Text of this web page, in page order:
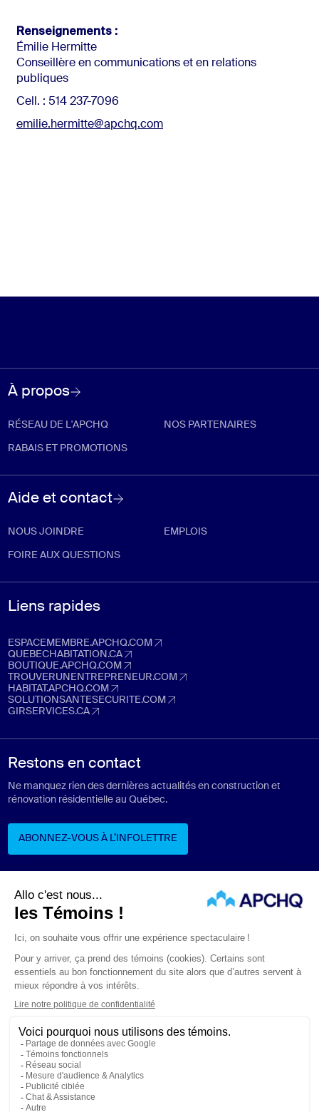
Renseignements :
Émilie Hermitte
Conseillère en communications et en relations
publiques
Cell. : 514 237-7096
emilie.hermitte@apchq.com
À propos
RÉSEAU DE L'APCHQ NOS PARTENAIRES
RABAIS ET PROMOTIONS
Aide et contact
NOUS JOINDRE EMPLOIS
FOIRE AUX QUESTIONS
Liens rapides
ESPACEMEMBRE.APCHQ.COM
espacemembre.apchq.com (Ouvre dans un nouvel onglet)
QUEBECHABITATION.CA
quebechabitation.ca (Ouvre dans un nouvel onglet)
BOUTIQUE.APCHQ.COM
boutique.apchq.com (Ouvre dans un nouvel onglet)
TROUVERUNENTREPRENEUR.COM
trouverunentrepreneur.com (Ouvre dans un nouvel onglet)
HABITAT.APCHQ.COM
habitat.apchq.com (Ouvre dans un nouvel onglet)
SOLUTIONSANTESECURITE.COM
solutionsantesecurite.com (Ouvre dans un nouvel onglet)
GIRSERVICES.CA
Restons en contact
Ne manquez rien des dernières actualités en construction et
rénovation résidentielle au Québec.
ABONNEZ-VOUS À L’INFOLETTRE
ABONNEZ-VOUS À L’INFOLETTRE
Suivez-nous
ÉNONCÉS LÉGAUX
CONFIDENTIALITÉ
PROTECTION DES RENSEIGNEMENTS PERSONNELS
© APCHQ 2026. TOUS DROITS RÉSERVÉS.